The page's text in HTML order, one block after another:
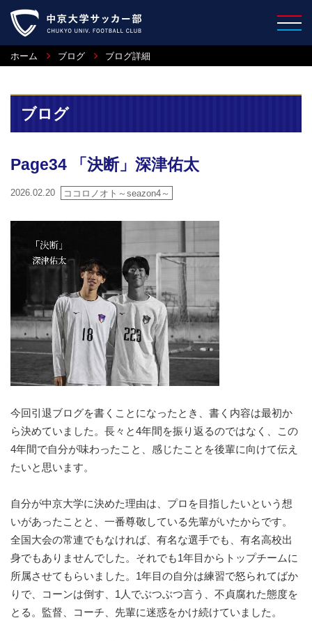
ホーム ブログ ブログ詳細
ブログ
Page34 「決断」深津佑太
2026.02.20 ココロノオト～seazon4～
今回引退ブログを書くことになったとき、書く内容は最初か
ら決めていました。長々と4年間を振り返るのではなく、この
4年間で自分が味わったこと、感じたことを後輩に向けて伝え
たいと思います。
自分が中京大学に決めた理由は、プロを目指したいという想
いがあったことと、一番尊敬している先輩がいたからです。
全国大会の常連でもなければ、有名な選手でも、有名高校出
身でもありませんでした。それでも1年目からトップチームに
所属させてもらいました。1年目の自分は練習で怒られてばか
りで、コーンは倒す、1人でぶつぶつ言う、不貞腐れた態度を
とる。監督、コーチ、先輩に迷惑をかけ続けていました。